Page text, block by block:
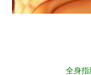
全身指